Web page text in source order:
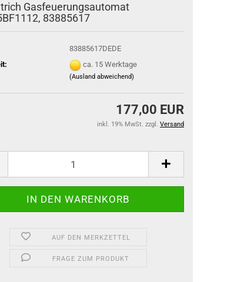
Gasfeuerungsautomat
83885617
83885617DEDE
ca. 15 Werktage
(Ausland abweichend)
177,00 EUR
inkl. 19% MwSt. zzgl. Versand
AUF DEN MERKZETTEL
FRAGE ZUM PRODUKT